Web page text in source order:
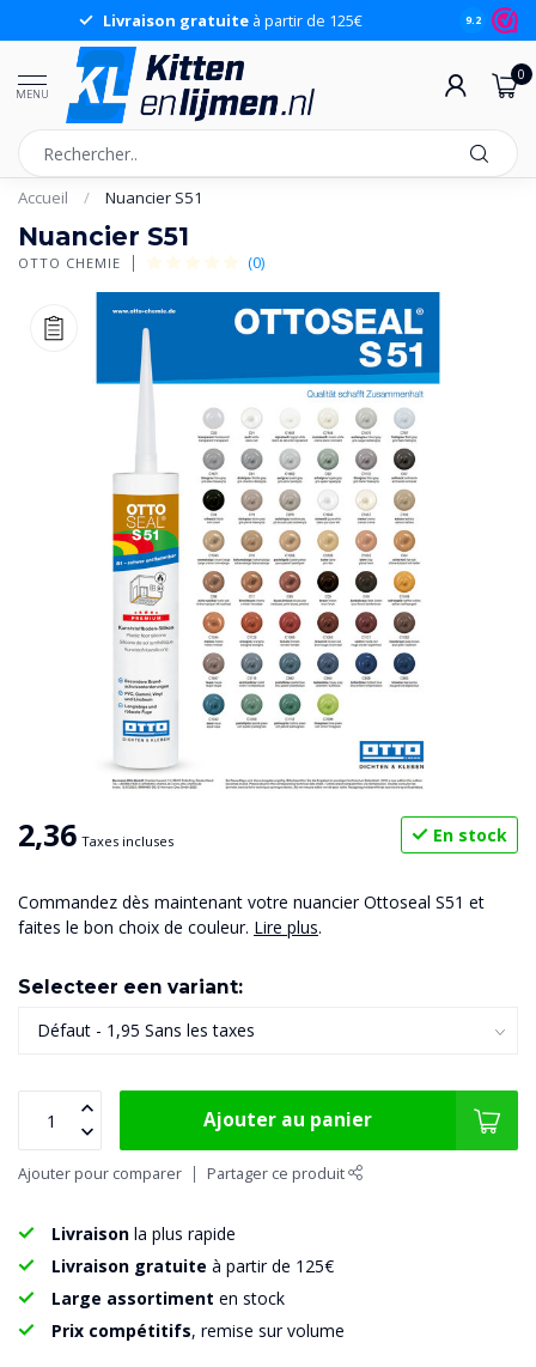
Livraison gratuite à partir de 125€ 9.2
MENU
0
Accueil / Nuancier S51
Nuancier S51
OTTO CHEMIE (0)
2,36 Taxes incluses En stock
Commandez dès maintenant votre nuancier Ottoseal S51 et
faites le bon choix de couleur. Lire plus.
Selecteer een variant:
Ajouter au panier
Ajouter pour comparer Partager ce produit
Livraison la plus rapide
Livraison gratuite à partir de 125€
Large assortiment en stock
Prix compétitifs, remise sur volume